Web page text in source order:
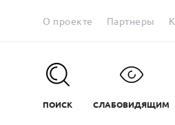
О проекте Партнеры
ПОИСК СЛАБОВИДЯЩИМ